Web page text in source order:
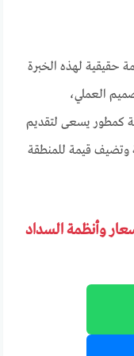
حقيقية لهذه الخبرة
العملي،
كمطور يسعى لتقديم
قيمة للمنطقة
وأنظمة السداد